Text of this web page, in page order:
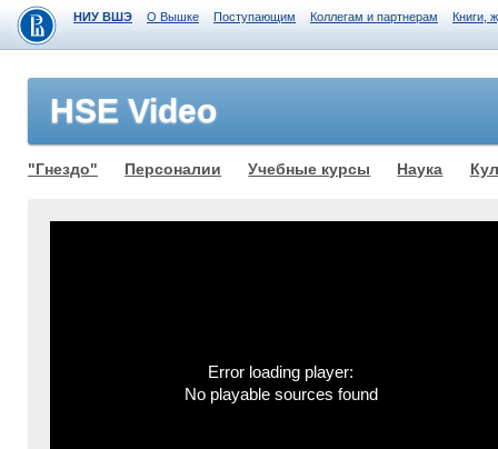
НИУ ВШЭ О Вышке Поступающим Коллегам и партнерам Книги,
HSE Video
"Гнездо" Персоналии Учебные курсы Наука
Error loading player:
No playable sources found